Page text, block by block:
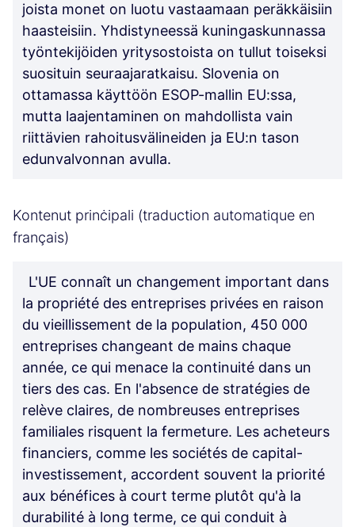
joista monet on luotu vastaamaan peräkkäisiin
haasteisiin. Yhdistyneessä kuningaskunnassa
työntekijöiden yritysostoista on tullut toiseksi
suosituin seuraajaratkaisu. Slovenia on
ottamassa käyttöön ESOP-mallin EU:ssa,
mutta laajentaminen on mahdollista vain
riittävien rahoitusvälineiden ja EU:n tason
edunvalvonnan avulla.
Kontenut prinċipali (traduction automatique en
français)
L'UE connaît un changement important dans
la propriété des entreprises privées en raison
du vieillissement de la population, 450 000
entreprises changeant de mains chaque
année, ce qui menace la continuité dans un
tiers des cas. En l'absence de stratégies de
relève claires, de nombreuses entreprises
familiales risquent la fermeture. Les acheteurs
financiers, comme les sociétés de capital-
investissement, accordent souvent la priorité
aux bénéfices à court terme plutôt qu'à la
durabilité à long terme, ce qui conduit à